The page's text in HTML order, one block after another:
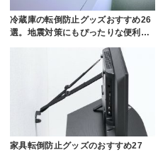
冷蔵庫の転倒防止グッズおすすめ26
選。地震対策にもぴったりな便利…
家具転倒防止グッズのおすすめ27